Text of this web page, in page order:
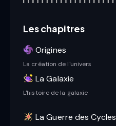
Les chapitres
Origines
La création de l'univers
La Galaxie
L'histoire de la galaxie
La Guerre des Cycles